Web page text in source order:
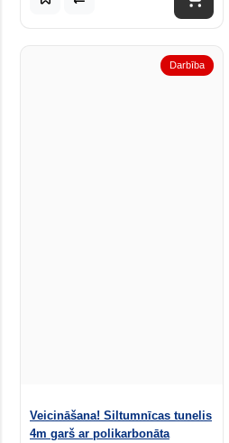
Darbība
Veicināšana! Siltumnīcas tunelis
4m garš ar polikarbonāta